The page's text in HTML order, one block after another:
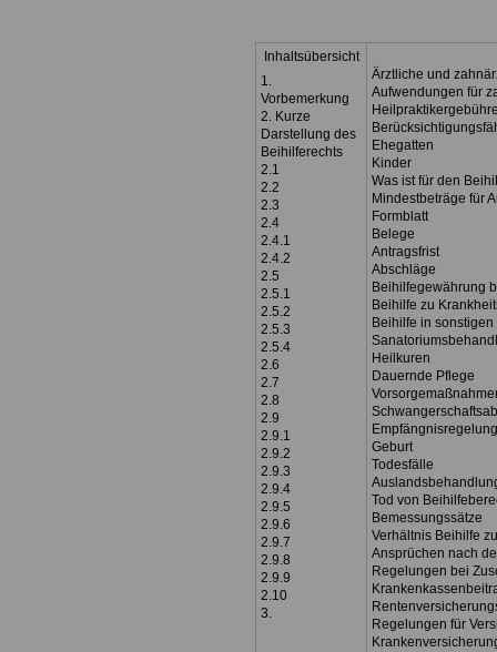
Inhaltsübersicht
1.
Vorbemerkung
2. Kurze
Darstellung des
Beihilferechts
2.1
2.2
2.3
2.4
2.4.1
2.4.2
2.5
2.5.1
2.5.2
2.5.3
2.5.4
2.6
2.7
2.8
2.9
2.9.1
2.9.2
2.9.3
2.9.4
2.9.5
2.9.6
2.9.7
2.9.8
2.9.9
2.10
3.
Ärztliche und
Aufwendungen für
Ehegatten
Kinder
Was ist für den
Mindestbeträge für
Formblatt
Belege
Antragsfrist
Abschläge
Beihilfegewährung
Beihilfe zu
Beihilfe in
Heilkuren
Dauernde Pflege
Empfängnisregelung
Geburt
Todesfälle
Tod von
Bemessungssätze
Verhältnis Beihilfe
Ansprüchen nach
Regelungen bei
Regelungen für